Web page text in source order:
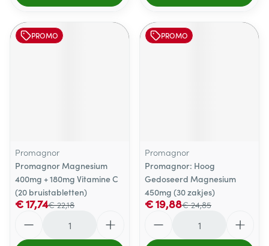
PROMO
Promagnor
Promagnor Magnesium
400mg + 180mg Vitamine C
(20 bruistabletten)
€ 22,18
€ 17,74
PROMO
Promagnor
Promagnor: Hoog
Gedoseerd Magnesium
450mg (30 zakjes)
€ 24,85
€ 19,88